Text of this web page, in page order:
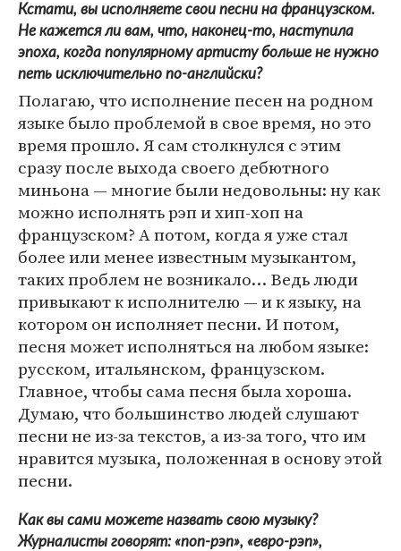
Кстати, вы исполняете свои песни на французском.
Не кажется ли вам, что, наконец-то, наступила
эпоха, когда популярному артисту больше не нужно
петь исключительно по-английски?
Полагаю, что исполнение песен на родном
языке было проблемой в свое время, но это
время прошло. Я сам столкнулся с этим
сразу после выхода своего дебютного
миньона — многие были недовольны: ну как
можно исполнять рэп и хип-хоп на
французском? А потом, когда я уже стал
более или менее известным музыкантом,
таких проблем не возникало… Ведь люди
привыкают к исполнителю — и к языку, на
котором он исполняет песни. И потом,
песня может исполняться на любом языке:
русском, итальянском, французском.
Главное, чтобы сама песня была хороша.
Думаю, что большинство людей слушают
песни не из-за текстов, а из-за того, что им
нравится музыка, положенная в основу этой
песни.
Как вы сами можете назвать свою музыку?
Журналисты говорят: «поп-рэп», «евро-рэп»,